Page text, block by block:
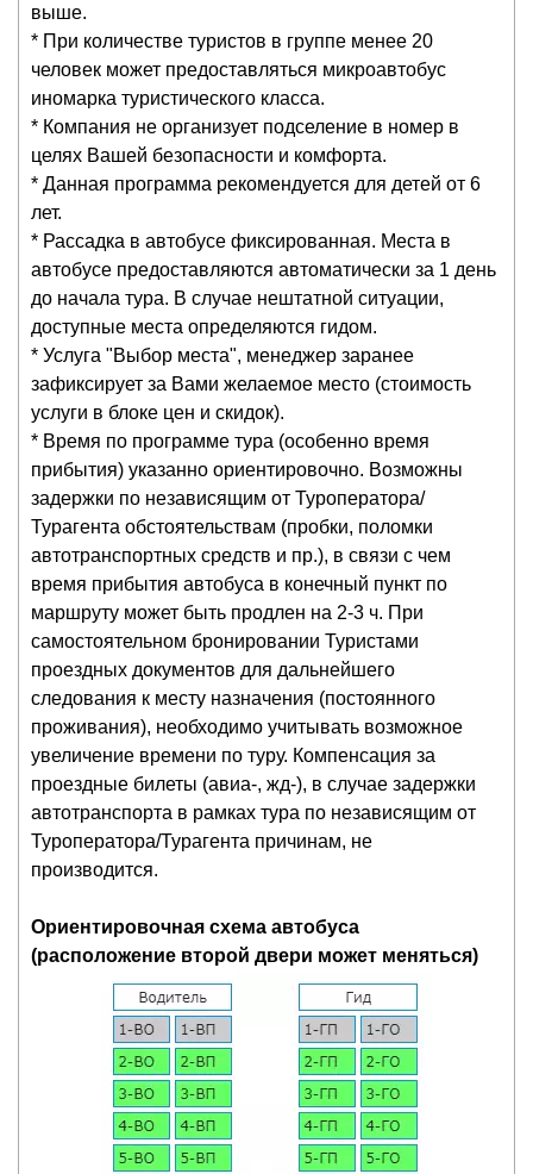
выше.
* При количестве туристов в группе менее 20
человек может предоставляться микроавтобус
иномарка туристического класса.
* Компания не организует подселение в номер в
целях Вашей безопасности и комфорта.
* Данная программа рекомендуется для детей от 6
лет.
* Рассадка в автобусе фиксированная. Места в
автобусе предоставляются автоматически за 1 день
до начала тура. В случае нештатной ситуации,
доступные места определяются гидом.
* Услуга "Выбор места", менеджер заранее
зафиксирует за Вами желаемое место (стоимость
услуги в блоке цен и скидок).
* Время по программе тура (особенно время
прибытия) указанно ориентировочно. Возможны
задержки по независящим от Туроператора/
Турагента обстоятельствам (пробки, поломки
автотранспортных средств и пр.), в связи с чем
время прибытия автобуса в конечный пункт по
маршруту может быть продлен на 2-3 ч. При
самостоятельном бронировании Туристами
проездных документов для дальнейшего
следования к месту назначения (постоянного
проживания), необходимо учитывать возможное
увеличение времени по туру. Компенсация за
проездные билеты (авиа-, жд-), в случае задержки
автотранспорта в рамках тура по независящим от
Туроператора/Турагента причинам, не
производится.
Ориентировочная схема автобуса
(расположение второй двери может меняться)